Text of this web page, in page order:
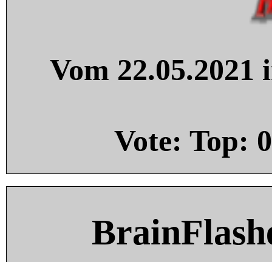
Vom
Vote: Top: 0